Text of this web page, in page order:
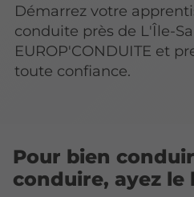
Démarrez votre
conduite près de L'Île-
EUROP'CONDUITE et
toute confiance.
Pour bien
conduire, ayez le